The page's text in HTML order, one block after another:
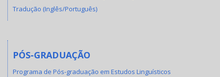
Tradução (Inglês/Português)
PÓS-GRADUAÇÃO
Programa de Pós-graduação em Estudos Linguísticos